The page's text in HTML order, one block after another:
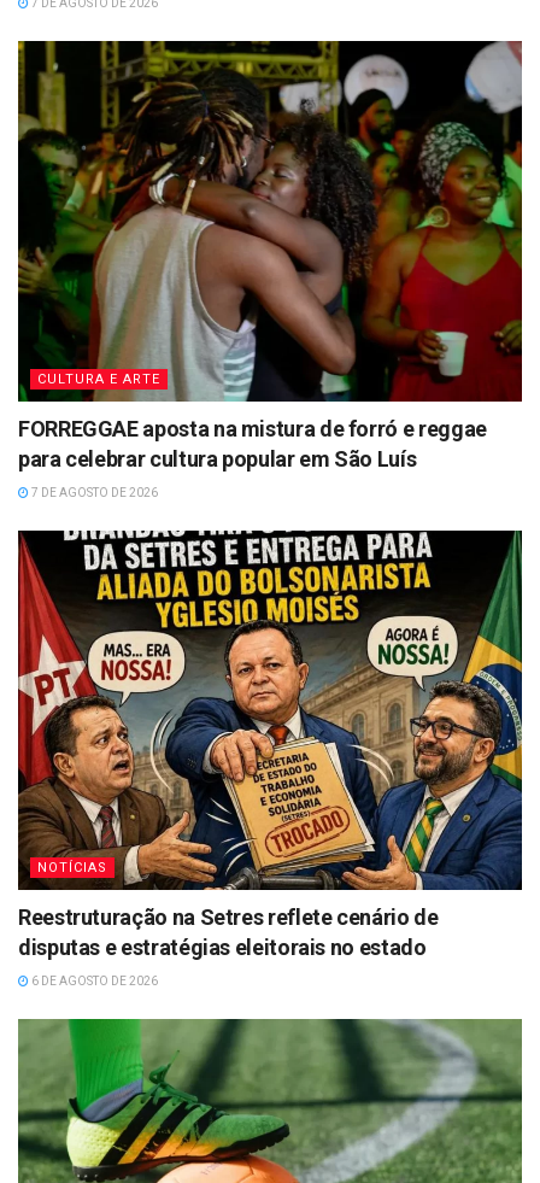
CULTURA E ARTE
FORREGGAE aposta na mistura de forró e reggae
para celebrar cultura popular em São Luís
7 DE AGOSTO DE 2026
NOTÍCIAS
Reestruturação na Setres reflete cenário de
disputas e estratégias eleitorais no estado
6 DE AGOSTO DE 2026